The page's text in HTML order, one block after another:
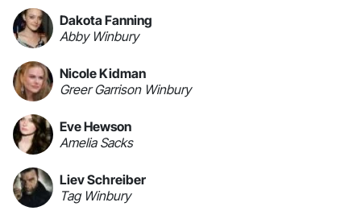
Dakota Fanning
Abby Winbury
Nicole Kidman
Greer Garrison Winbury
Eve Hewson
Amelia Sacks
Liev Schreiber
Tag Winbury